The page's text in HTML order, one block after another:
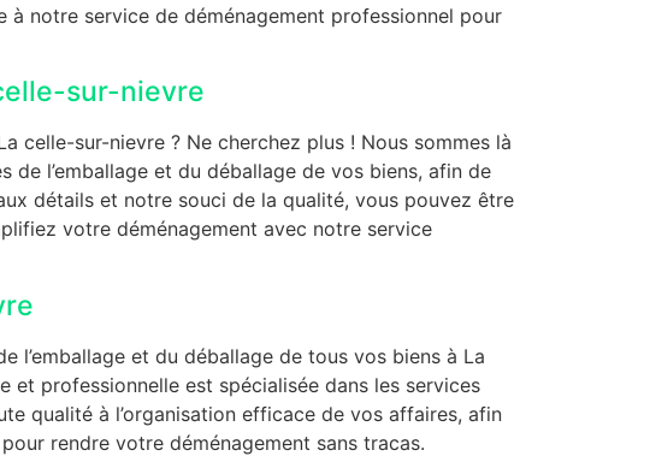
notre service de déménagement professionnel pour
sur-nievre
celle-sur-nievre ? Ne cherchez plus ! Nous sommes là
l’emballage et du déballage de vos biens, afin de
détails et notre souci de la qualité, vous pouvez être
votre déménagement avec notre service
l’emballage et du déballage de tous vos biens à La
et professionnelle est spécialisée dans les services
qualité à l’organisation efficace de vos affaires, afin
rendre votre déménagement sans tracas.